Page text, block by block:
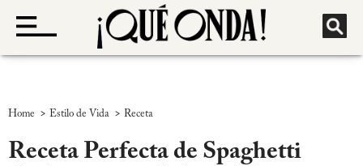
Home > Estilo de Vida > Receta
Receta Perfecta de Spaghetti